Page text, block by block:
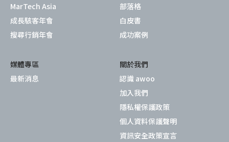
MarTech Asia
成長駭客年會
搜尋行銷年會
部落格
白皮書
成功案例
媒體專區
最新消息
關於我們
認識 awoo
加入我們
隱私權保護政策
個人資料保護聲明
資訊安全政策宣言